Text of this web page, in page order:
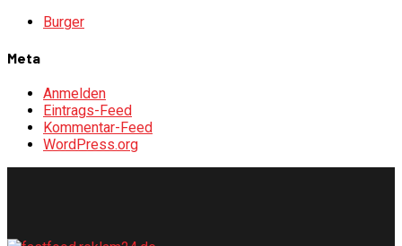
Burger
Meta
Anmelden
Eintrags-Feed
Kommentar-Feed
WordPress.org